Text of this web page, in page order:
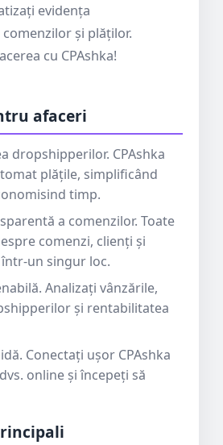
evidența
și plăților.
cu CPAshka!
afaceri
dropshipperilor. CPAshka
plățile, simplificând
timp.
a comenzilor. Toate
comenzi, clienți și
un singur loc.
Analizați vânzările,
și rentabilitatea
Conectați ușor CPAshka
online și începeți să